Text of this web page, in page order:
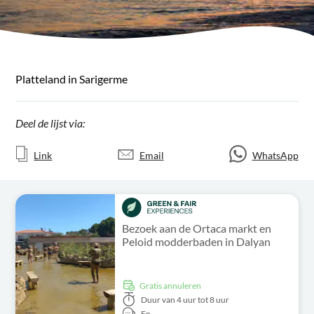
Platteland in Sarigerme
Deel de lijst via:
Link Email WhatsApp
Bezoek aan de Ortaca markt en
Peloid modderbaden in Dalyan
Gratis annuleren
Duurvan 4 uur tot 8 uur